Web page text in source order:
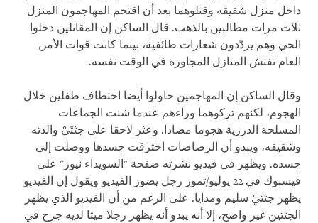
داخل منزل شقيقه وقتلوهما بعد أن اقتحم المهاجمون المنزل
ثلاث مرات مطالبين بالذهب. قال الساكن إن المقاتلين دخلوا
الحي وهم يردّدون شعارات طائفية، بينما كانت قوات الأمن
العام تفتش المنازل المجاورة في الوقت نفسه.
وقال الساكن إن المهاجمين حاولوا أيضا اختطاف طفلين خلال
الهجوم، لكنهم تركوهما وراءهم عندما شنت الجماعات
المسلحة الدرزية هجوما مضادا. وعثر لاحقا على جثتَيْ والدته
وشقيقه، ويبدو أن الرصاصات اخترقت جسدها ووصلت إلى
جسده. ويظهر في فيديو نشرته صفحة "السويداء نيوز" على
فيسبوك في 22 يوليو/تموز رجل يصور الفيديو ويقول إن الفيديو
يظهر جثتَيْ سليم ومدايا. على الرغم من أن الفيديو الذي يظهر
الجثتين غير واضح، إلا أنه يبدو أنه يظهر رجلا ميتا لديه جرح في